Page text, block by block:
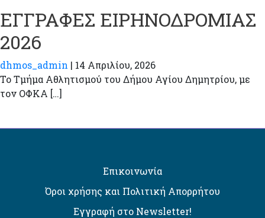
ΕΓΓΡΑΦΕΣ ΕΙΡΗΝΟΔΡΟΜΙΑΣ
2026
dhmos_admin | 14 Απριλίου, 2026
Το Τμήμα Αθλητισμού του Δήμου Αγίου Δημητρίου, με
τον ΟΦΚΑ […]
Επικοινωνία
Όροι χρήσης και Πολιτική Απορρήτου
Εγγραφή στο Newsletter!